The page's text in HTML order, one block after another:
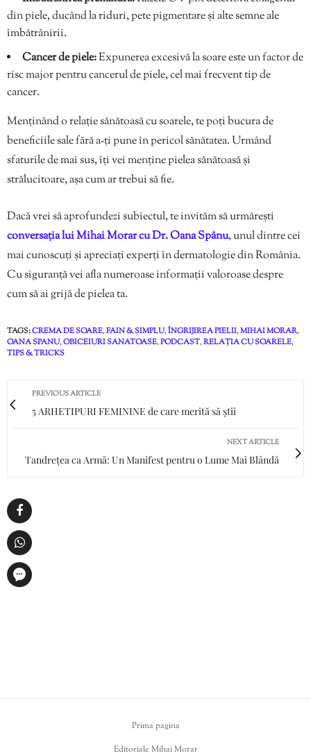
din piele, ducând la riduri, pete pigmentare și alte semne ale
îmbătrânirii.
Cancer de piele:Expunerea excesivă la soare este un factor de
risc major pentru cancerul de piele, cel mai frecvent tip de
cancer.
Menținând o relație sănătoasă cu soarele, te poți bucura de
beneficiile sale fără a-ți pune în pericol sănătatea. Urmând
sfaturile de mai sus, îți vei menține pielea sănătoasă și
strălucitoare, așa cum ar trebui să fie.
Dacă vrei să aprofundezi subiectul, te invităm să urmărești
conversația lui Mihai Morar cu Dr. Oana Spânu, unul dintre cei
mai cunoscuți și apreciați experți în dermatologie din România.
Cu siguranță vei afla numeroase informații valoroase despre
cum să ai grijă de pielea ta.
TAGS:CREMA DE SOARE,FAIN & SIMPLU,ÎNGRIJIREA PIELII,MIHAI MORAR,
OANA SPANU,OBICEIURI SANATOASE,PODCAST,RELAȚIA CU SOARELE,
TIPS & TRICKS
PREVIOUS ARTICLE
5 ARHETIPURI FEMININE de care merită să știi
NEXT ARTICLE
Tandrețea ca Armă: Un Manifest pentru o Lume Mai Blândă
Prima pagina
Editoriale Mihai Morar